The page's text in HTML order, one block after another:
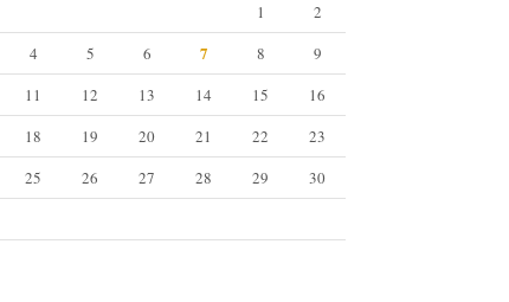
1
2
4 5 6 7 8
9
11 12 13 14 15
16
18 19 20 21 22
23
25 26 27 28 29
30